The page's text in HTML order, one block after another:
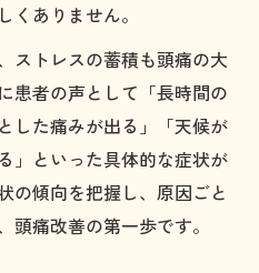
ありません。
ストレスの蓄積も頭痛の大
患者の声として「長時間の
した痛みが出る」「天候が
」といった具体的な症状が
の傾向を把握し、原因ごと
頭痛改善の第一歩です。